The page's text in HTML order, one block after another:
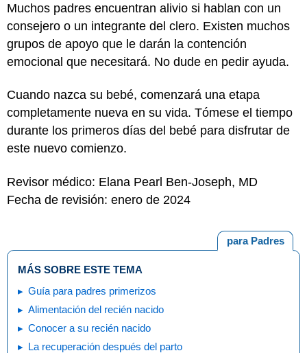
Muchos padres encuentran alivio si hablan con un
consejero o un integrante del clero. Existen muchos
grupos de apoyo que le darán la contención
emocional que necesitará. No dude en pedir ayuda.
Cuando nazca su bebé, comenzará una etapa
completamente nueva en su vida. Tómese el tiempo
durante los primeros días del bebé para disfrutar de
este nuevo comienzo.
Revisor médico: Elana Pearl Ben-Joseph, MD
Fecha de revisión: enero de 2024
para Padres
MÁS SOBRE ESTE TEMA
Guía para padres primerizos
Alimentación del recién nacido
Conocer a su recién nacido
La recuperación después del parto